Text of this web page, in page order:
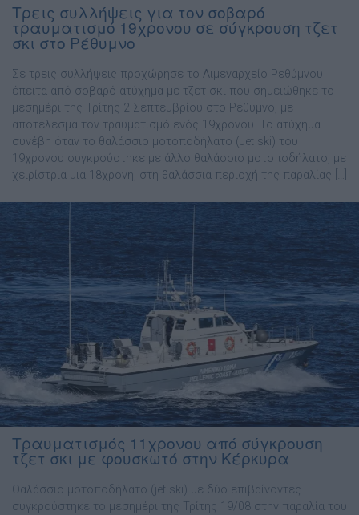
Τρεις συλλήψεις για τον σοβαρό
τραυματισμό 19χρονου σε σύγκρουση τζετ
σκι στο Ρέθυμνο
Σε τρεις συλλήψεις προχώρησε το Λιμεναρχείο Ρεθύμνου
έπειτα από σοβαρό ατύχημα με τζετ σκι που σημειώθηκε το
μεσημέρι της Τρίτης 2 Σεπτεμβρίου στο Ρέθυμνο, με
αποτέλεσμα τον τραυματισμό ενός 19χρονου. Το ατύχημα
συνέβη όταν το θαλάσσιο μοτοποδήλατο (Jet ski) του
19χρονου συγκρούστηκε με άλλο θαλάσσιο μοτοποδήλατο, με
χειρίστρια μια 18χρονη, στη θαλάσσια περιοχή της παραλίας […]
Τραυματισμός 11χρονου από σύγκρουση
τζετ σκι με φουσκωτό στην Κέρκυρα
Θαλάσσιο μοτοποδήλατο (jet ski) με δύο επιβαίνοντες
συγκρούστηκε το μεσημέρι της Τρίτης 19/08 στην παραλία του